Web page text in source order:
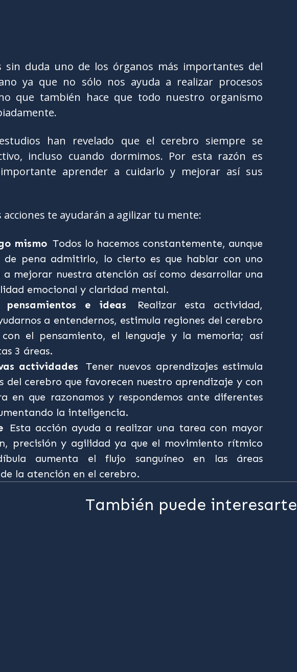
sin duda uno de los órganos más importantes del
ya que no sólo nos ayuda a realizar procesos
que también hace que todo nuestro organismo
han revelado que el cerebro siempre se
incluso cuando dormimos. Por esta razón es
aprender a cuidarlo y mejorar así sus
acciones te ayudarán a agilizar tu mente:
mismo Todos lo hacemos constantemente, aunque
de pena admitirlo, lo cierto es que hablar con uno
a mejorar nuestra atención así como desarrollar una
emocional y claridad mental.
pensamientos e ideas
Realizar esta actividad,
a entendernos, estimula regiones del cerebro
con el pensamiento, el lenguaje y la memoria; así
3 áreas.
actividades
Tener nuevos aprendizajes estimula
del cerebro que favorecen nuestro aprendizaje y con
en que razonamos y respondemos ante diferentes
la inteligencia.
Esta acción ayuda a realizar una tarea con mayor
precisión y agilidad ya que el movimiento rítmico
aumenta el flujo sanguíneo en las áreas
la atención en el cerebro.
También puede interesarte